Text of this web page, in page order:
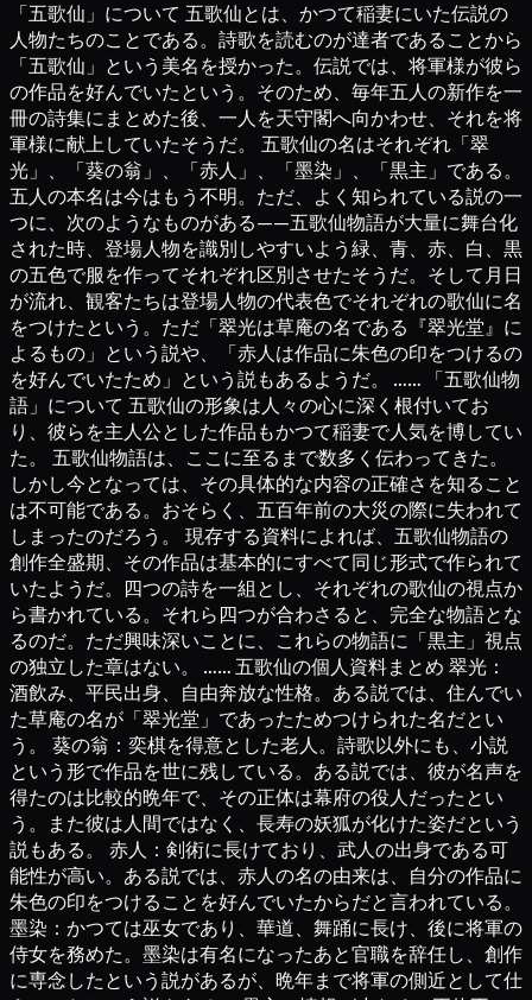
「五歌仙」について 五歌仙とは、かつて稲妻にいた伝説の
人物たちのことである。詩歌を読むのが達者であることから
「五歌仙」という美名を授かった。伝説では、将軍様が彼ら
の作品を好んでいたという。そのため、毎年五人の新作を一
冊の詩集にまとめた後、一人を天守閣へ向かわせ、それを将
軍様に献上していたそうだ。 五歌仙の名はそれぞれ「翠
光」、「葵の翁」、「赤人」、「墨染」、「黒主」である。
五人の本名は今はもう不明。ただ、よく知られている説の一
つに、次のようなものがある——五歌仙物語が大量に舞台化
された時、登場人物を識別しやすいよう緑、青、赤、白、黒
の五色で服を作ってそれぞれ区別させたそうだ。そして月日
が流れ、観客たちは登場人物の代表色でそれぞれの歌仙に名
をつけたという。ただ「翠光は草庵の名である『翠光堂』に
よるもの」という説や、「赤人は作品に朱色の印をつけるの
を好んでいたため」という説もあるようだ。 …… 「五歌仙物
語」について 五歌仙の形象は人々の心に深く根付いてお
り、彼らを主人公とした作品もかつて稲妻で人気を博してい
た。 五歌仙物語は、ここに至るまで数多く伝わってきた。
しかし今となっては、その具体的な内容の正確さを知ること
は不可能である。おそらく、五百年前の大災の際に失われて
しまったのだろう。 現存する資料によれば、五歌仙物語の
創作全盛期、その作品は基本的にすべて同じ形式で作られて
いたようだ。四つの詩を一組とし、それぞれの歌仙の視点か
ら書かれている。それら四つが合わさると、完全な物語とな
るのだ。ただ興味深いことに、これらの物語に「黒主」視点
の独立した章はない。 …… 五歌仙の個人資料まとめ 翠光：
酒飲み、平民出身、自由奔放な性格。ある説では、住んでい
た草庵の名が「翠光堂」であったためつけられた名だとい
う。 葵の翁：奕棋を得意とした老人。詩歌以外にも、小説
という形で作品を世に残している。ある説では、彼が名声を
得たのは比較的晩年で、その正体は幕府の役人だったとい
う。また彼は人間ではなく、長寿の妖狐が化けた姿だという
説もある。 赤人：剣術に長けており、武人の出身である可
能性が高い。ある説では、赤人の名の由来は、自分の作品に
朱色の印をつけることを好んでいたからだと言われている。
墨染：かつては巫女であり、華道、舞踊に長け、後に将軍の
侍女を務めた。墨染は有名になったあと官職を辞任し、創作
に専念したという説があるが、晩年まで将軍の側近として仕